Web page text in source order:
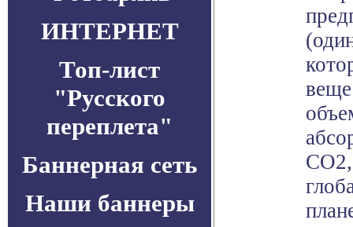
ИНТЕРНЕТ
Топ-лист
"Русского
переплета"
Баннерная сеть
Наши баннеры
СО2,